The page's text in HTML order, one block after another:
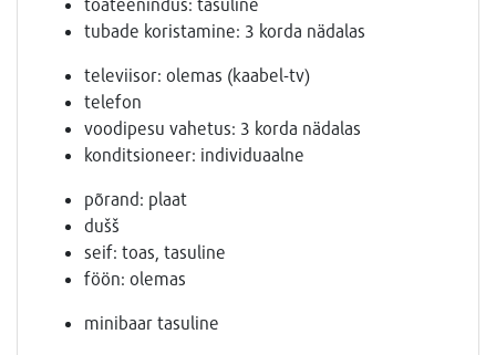
toateenindus: tasuline
tubade koristamine: 3 korda nädalas
televiisor: olemas (kaabel-tv)
telefon
voodipesu vahetus: 3 korda nädalas
konditsioneer: individuaalne
põrand: plaat
dušš
seif: toas, tasuline
föön: olemas
minibaar tasuline